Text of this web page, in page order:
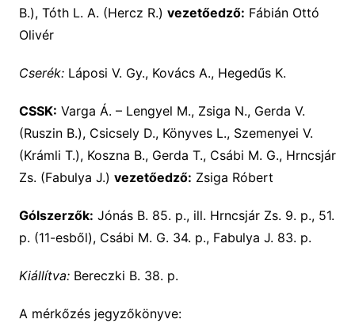
B.), Tóth L. A. (Hercz R.) vezetőedző: Fábián Ottó
Olivér
Cserék:Láposi V. Gy., Kovács A., Hegedűs K.
CSSK: Varga Á. – Lengyel M., Zsiga N., Gerda V.
(Ruszin B.), Csicsely D., Könyves L., Szemenyei V.
(Krámli T.), Koszna B., Gerda T., Csábi M. G., Hrncsjár
Zs. (Fabulya J.) vezetőedző: Zsiga Róbert
Gólszerzők: Jónás B. 85. p., ill. Hrncsjár Zs. 9. p., 51.
p. (11-esből), Csábi M. G. 34. p., Fabulya J. 83. p.
Kiállítva:Bereczki B. 38. p.
A mérkőzés jegyzőkönyve: